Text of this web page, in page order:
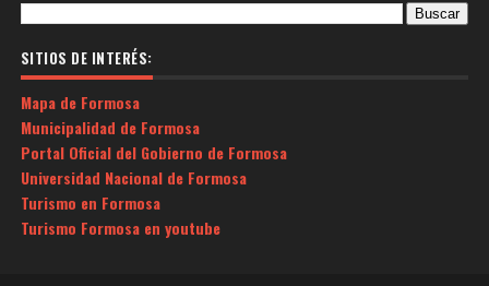
SITIOS DE INTERÉS:
Mapa de Formosa
Municipalidad de Formosa
Portal Oficial del Gobierno de Formosa
Universidad Nacional de Formosa
Turismo en Formosa
Turismo Formosa en youtube